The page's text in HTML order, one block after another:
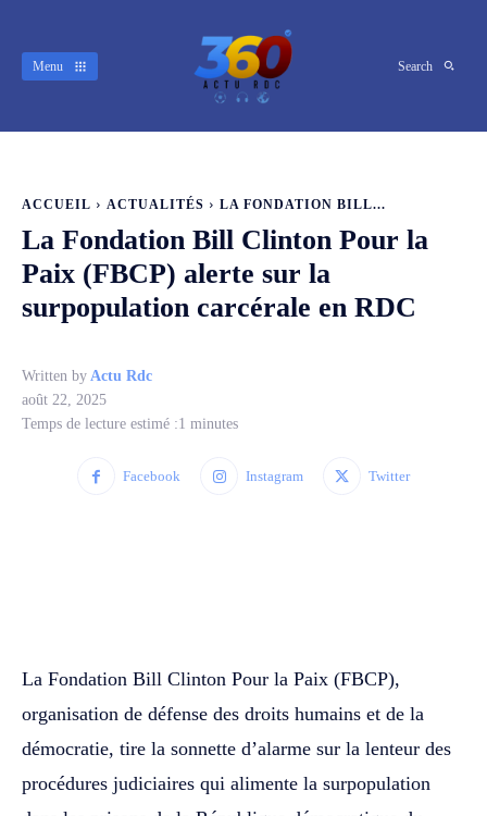
Menu Search
ACCUEIL ACTUALITÉS LA FONDATION BILL...
La Fondation Bill Clinton Pour la
Paix (FBCP) alerte sur la
surpopulation carcérale en RDC
Written by Actu Rdc
août 22, 2025
Temps de lecture estimé :1 minutes
Facebook Instagram Twitter
La Fondation Bill Clinton Pour la Paix (FBCP),
organisation de défense des droits humains et de la
démocratie, tire la sonnette d’alarme sur la lenteur des
procédures judiciaires qui alimente la surpopulation